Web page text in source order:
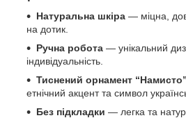
Натуральна шкіра — міцна,
на дотик.
Ручна робота — унікальний
індивідуальність.
Тиснений орнамент “Намисто”
етнічний акцент та символ
Без підкладки — легка та